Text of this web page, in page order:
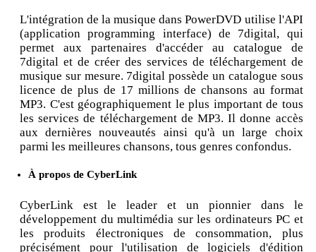
L'intégration de la musique dans PowerDVD utilise l'API
(application programming interface) de 7digital, qui
permet aux partenaires d'accéder au catalogue de
7digital et de créer des services de téléchargement de
musique sur mesure. 7digital possède un catalogue sous
licence de plus de 17 millions de chansons au format
MP3. C'est géographiquement le plus important de tous
les services de téléchargement de MP3. Il donne accès
aux dernières nouveautés ainsi qu'à un large choix
parmi les meilleures chansons, tous genres confondus.
À propos de CyberLink
CyberLink est le leader et un pionnier dans le
développement du multimédia sur les ordinateurs PC et
les produits électroniques de consommation, plus
précisément pour l'utilisation de logiciels d'édition